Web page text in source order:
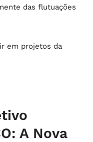
das flutuações
em projetos da
A Nova